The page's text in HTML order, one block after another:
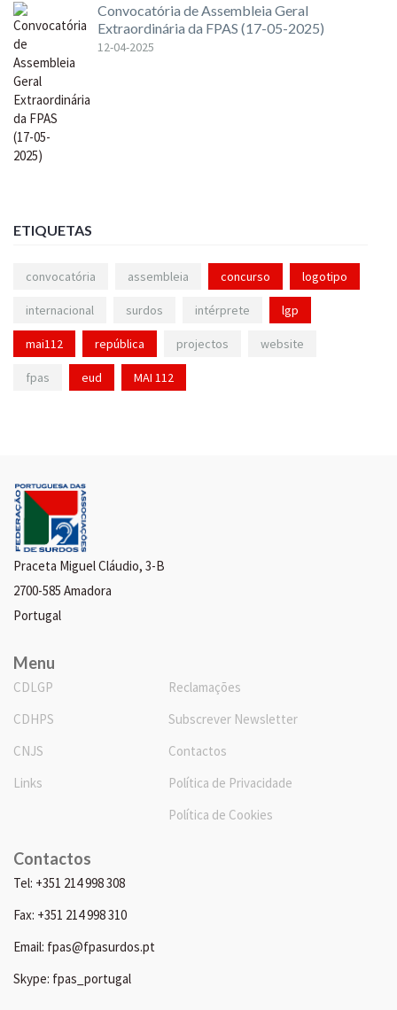
Convocatória de Assembleia Geral
Extraordinária da FPAS (17-05-2025)
12-04-2025
ETIQUETAS
convocatória assembleia concurso logotipo
internacional surdos intérprete lgp
mai112 república projectos website
fpas eud MAI 112
Praceta Miguel Cláudio, 3-B
2700-585 Amadora
Portugal
Menu
CDLGP
CDHPS
CNJS
Links
Reclamações
Subscrever Newsletter
Contactos
Política de Privacidade
Política de Cookies
Contactos
Tel: +351 214 998 308
Fax: +351 214 998 310
Email: fpas@fpasurdos.pt
Skype: fpas_portugal